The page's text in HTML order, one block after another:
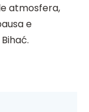
atmosfera,
e